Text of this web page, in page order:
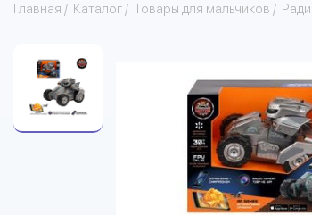
Главная / Каталог / Товары для мальчиков /